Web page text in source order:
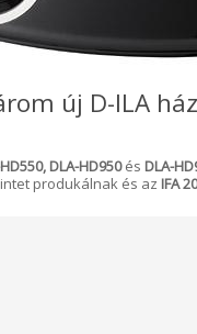
új D-ILA
DLA-HD950és DLA-
produkálnak és az IFA